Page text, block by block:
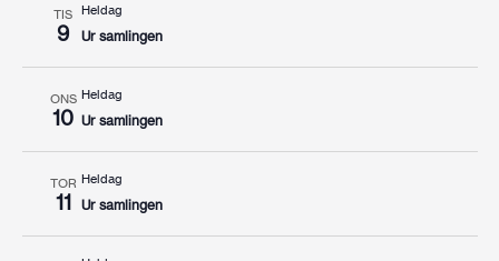
TIS
9
Heldag
Ur samlingen
ONS
10
Heldag
Ur samlingen
TOR
11
Heldag
Ur samlingen